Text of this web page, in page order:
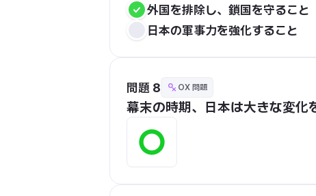
外国を排除し、鎖国を守ること
日本の軍事力を強化すること
問題 8 OX 問題
幕末の時期、日本は大きな変化